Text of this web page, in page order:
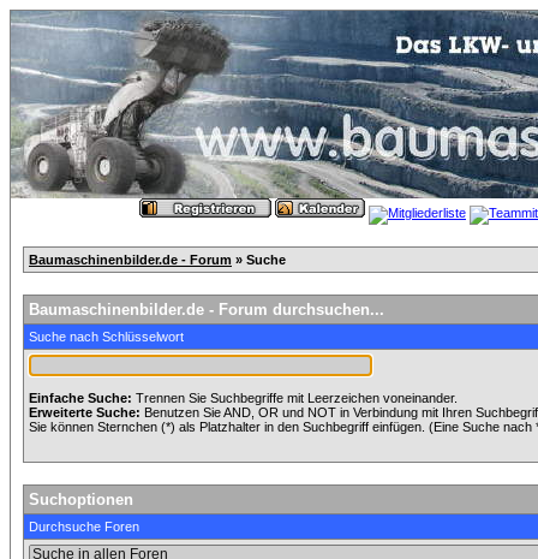
Baumaschinenbilder.de - Forum » Suche
Baumaschinenbilder.de - Forum durchsuchen...
Suche nach Schlüsselwort
Einfache Suche: Trennen Sie Suchbegriffe mit Leerzeichen voneinander.
Erweiterte Suche: Benutzen Sie AND, OR und NOT in Verbindung mit Ihren
Sie können Sternchen (*) als Platzhalter in den Suchbegriff einfügen. (Eine Suche
Suchoptionen
Durchsuche Foren